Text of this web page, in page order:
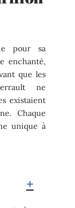
pour sa
enchanté,
que les
ne
existaient
Chaque
unique à